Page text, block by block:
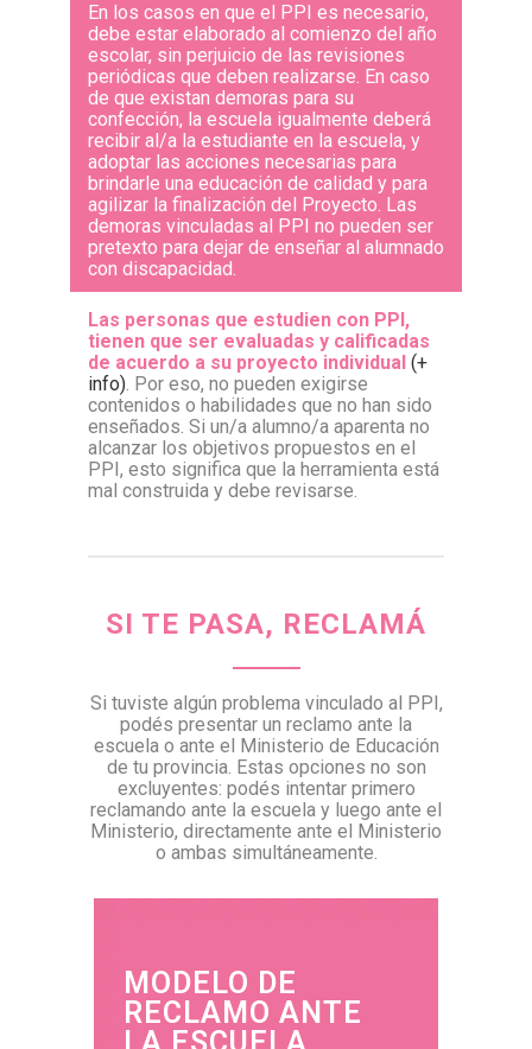
En los casos en que el PPI es necesario,
debe estar elaborado al comienzo del año
escolar, sin perjuicio de las revisiones
periódicas que deben realizarse. En caso
de que existan demoras para su
confección, la escuela igualmente deberá
recibir al/a la estudiante en la escuela, y
adoptar las acciones necesarias para
brindarle una educación de calidad y para
agilizar la finalización del Proyecto. Las
demoras vinculadas al PPI no pueden ser
pretexto para dejar de enseñar al alumnado
con discapacidad.
Las personas que estudien con PPI,
tienen que ser evaluadas y calificadas
de acuerdo a su proyecto individual (+
info). Por eso, no pueden exigirse
contenidos o habilidades que no han sido
enseñados. Si un/a alumno/a aparenta no
alcanzar los objetivos propuestos en el
PPI, esto significa que la herramienta está
mal construida y debe revisarse.
SI TE PASA, RECLAMÁ
Si tuviste algún problema vinculado al PPI,
podés presentar un reclamo ante la
escuela o ante el Ministerio de Educación
de tu provincia. Estas opciones no son
excluyentes: podés intentar primero
reclamando ante la escuela y luego ante el
Ministerio, directamente ante el Ministerio
o ambas simultáneamente.
MODELO DE
RECLAMO ANTE